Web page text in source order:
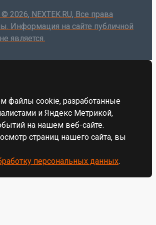
© 2026, NEXTEK.RU, Все права
Информация на сайте публичной
является.
файлы cookie, разработанные
и Яндекс Метрикой,
на нашем веб-сайте.
страниц нашего сайта, вы
персональных данных.